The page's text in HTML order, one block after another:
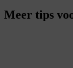
Meer tips